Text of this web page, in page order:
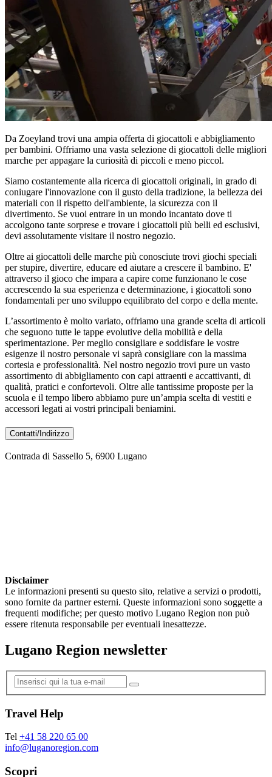
Da Zoeyland trovi una ampia offerta di giocattoli e abbigliamento
per bambini. Offriamo una vasta selezione di giocattoli delle migliori
marche per appagare la curiosità di piccoli e meno piccol.
Siamo costantemente alla ricerca di giocattoli originali, in grado di
coniugare l'innovazione con il gusto della tradizione, la bellezza dei
materiali con il rispetto dell'ambiente, la sicurezza con il
divertimento. Se vuoi entrare in un mondo incantato dove ti
accolgono tante sorprese e trovare i giocattoli più belli ed esclusivi,
devi assolutamente visitare il nostro negozio.
Oltre ai giocattoli delle marche più conosciute trovi giochi speciali
per stupire, divertire, educare ed aiutare a crescere il bambino. E'
attraverso il gioco che impara a capire come funzionano le cose
accrescendo la sua esperienza e determinazione, i giocattoli sono
fondamentali per uno sviluppo equilibrato del corpo e della mente.
L’assortimento è molto variato, offriamo una grande scelta di articoli
che seguono tutte le tappe evolutive della mobilità e della
sperimentazione. Per meglio consigliare e soddisfare le vostre
esigenze il nostro personale vi saprà consigliare con la massima
cortesia e professionalità. Nel nostro negozio trovi pure un vasto
assortimento di abbigliamento con capi attraenti e accattivanti, di
qualità, pratici e confortevoli. Oltre alle tantissime proposte per la
scuola e il tempo libero abbiamo pure un’ampia scelta di vestiti e
accessori legati ai vostri principali beniamini.
Contatti/Indirizzo
Contrada di Sassello 5, 6900 Lugano
Disclaimer
Le informazioni presenti su questo sito, relative a servizi o prodotti,
sono fornite da partner esterni. Queste informazioni sono soggette a
frequenti modifiche; per questo motivo Lugano Region non può
essere ritenuta responsabile per eventuali inesattezze.
Lugano Region newsletter
Travel Help
Tel +41 58 220 65 00
info@luganoregion.com
Scopri